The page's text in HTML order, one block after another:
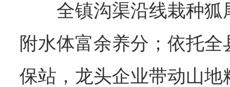
全镇沟渠沿线栽种
附水体富余养分；依托
保站，龙头企业带动山